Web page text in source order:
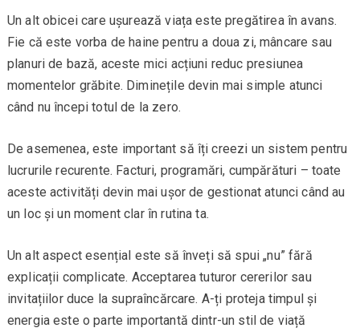
Un alt obicei care ușurează viața este pregătirea în avans.
Fie că este vorba de haine pentru a doua zi, mâncare sau
planuri de bază, aceste mici acțiuni reduc presiunea
momentelor grăbite. Diminețile devin mai simple atunci
când nu începi totul de la zero.
De asemenea, este important să îți creezi un sistem pentru
lucrurile recurente. Facturi, programări, cumpărături – toate
aceste activități devin mai ușor de gestionat atunci când au
un loc și un moment clar în rutina ta.
Un alt aspect esențial este să înveți să spui „nu” fără
explicații complicate. Acceptarea tuturor cererilor sau
invitațiilor duce la supraîncărcare. A-ți proteja timpul și
energia este o parte importantă dintr-un stil de viață